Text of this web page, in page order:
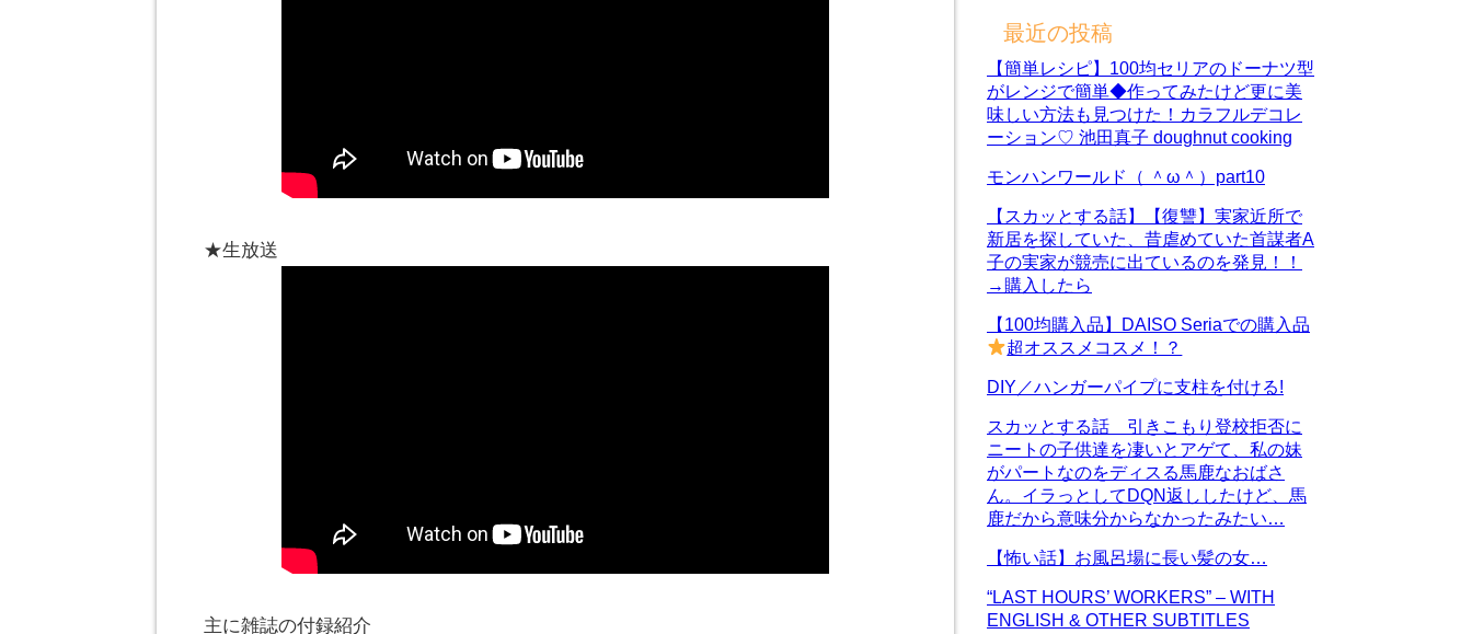
★生放送
主に雑誌の付録紹介
最近の投稿
【簡単レシピ】100均セリアのドーナツ型
がレンジで簡単◆作ってみたけど更に美
味しい方法も見つけた！カラフルデコレ
ーション♡ 池田真子 doughnut cooking
モンハンワールド（ ＾ω＾）part10
【スカッとする話】【復讐】実家近所で
新居を探していた、昔虐めていた首謀者A
子の実家が競売に出ているのを発見！！
→購入したら
【100均購入品】DAISO Seriaでの購入品
超オススメコスメ！？
DIY／ハンガーパイプに支柱を付ける!
スカッとする話 引きこもり登校拒否に
ニートの子供達を凄いとアゲて、私の妹
がパートなのをディスる馬鹿なおばさ
ん。イラっとしてDQN返ししたけど、馬
鹿だから意味分からなかったみたい…
【怖い話】お風呂場に長い髪の女…
“LAST HOURS’ WORKERS” – WITH
ENGLISH & OTHER SUBTITLES